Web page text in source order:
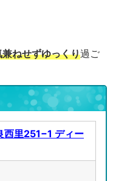
ねせずゆっくり過ご
西里251−1 ディー